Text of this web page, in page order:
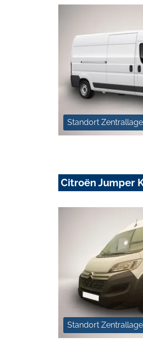
Standort
Citroën Jumper
Standort